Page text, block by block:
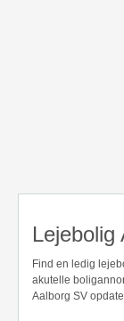
Lejebolig
Find en ledig
akutelle
Aalborg SV